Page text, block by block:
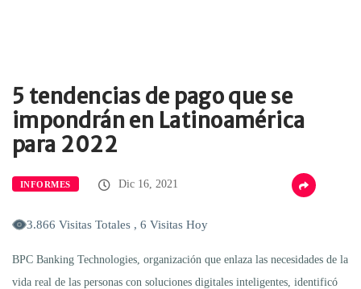
5 tendencias de pago que se
impondrán en Latinoamérica
para 2022
INFORMES Dic 16, 2021
3.866 Visitas Totales , 6 Visitas Hoy
BPC Banking Technologies, organización que enlaza las necesidades de la
vida real de las personas con soluciones digitales inteligentes, identificó